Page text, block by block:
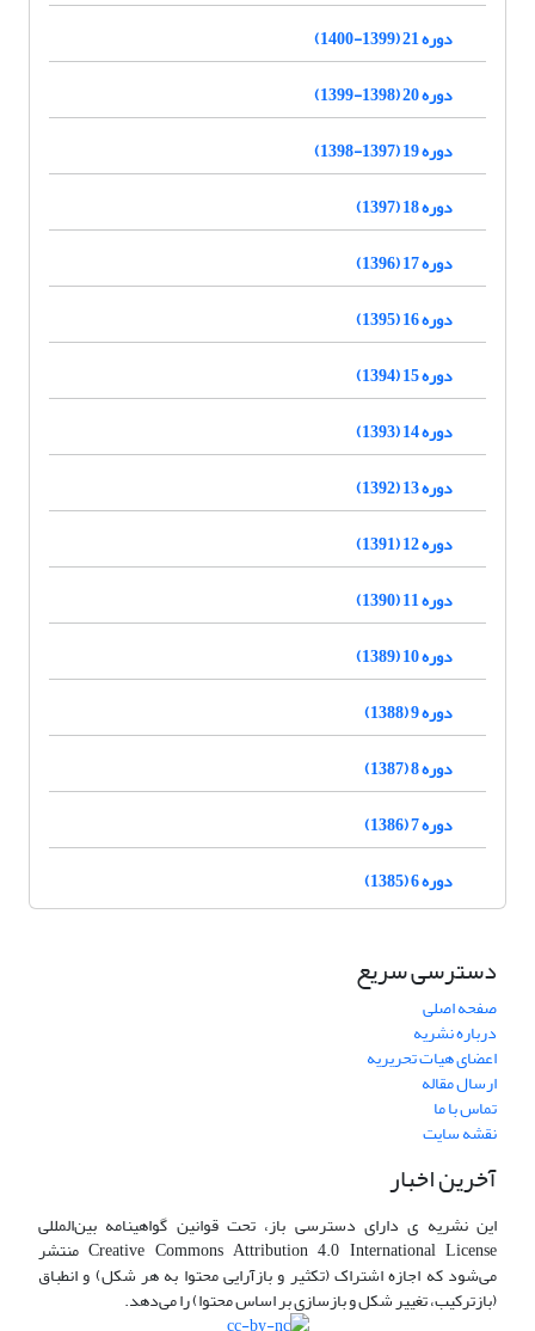
دوره 21 (1399-1400)
دوره 20 (1398-1399)
دوره 19 (1397-1398)
دوره 18 (1397)
دوره 17 (1396)
دوره 16 (1395)
دوره 15 (1394)
دوره 14 (1393)
دوره 13 (1392)
دوره 12 (1391)
دوره 11 (1390)
دوره 10 (1389)
دوره 9 (1388)
دوره 8 (1387)
دوره 7 (1386)
دوره 6 (1385)
دسترسی سریع
صفحه اصلی
درباره نشریه
اعضای هیات تحریریه
ارسال مقاله
تماس با ما
نقشه سایت
آخرین اخبار
این نشریه ی دارای دسترسی باز، تحت قوانین گواهینامه بین‌المللی
Creative Commons Attribution 4.0 International License منتشر
می‌شود که اجازه اشتراک (تکثیر و بازآرایی محتوا به هر شکل) و انطباق
(بازترکیب، تغییر شکل و بازسازی بر اساس محتوا) را می‌دهد.